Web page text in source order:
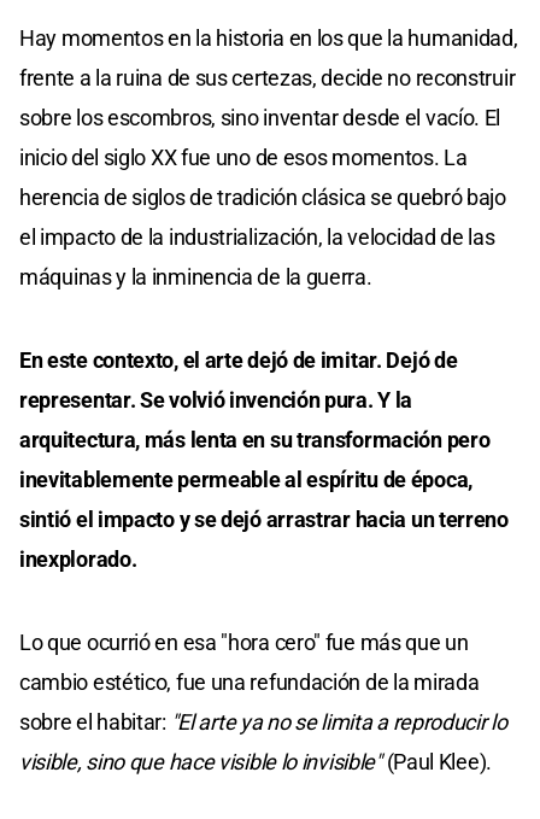
Hay momentos en la historia en los que la humanidad,
frente a la ruina de sus certezas, decide no reconstruir
sobre los escombros, sino inventar desde el vacío. El
inicio del siglo XX fue uno de esos momentos. La
herencia de siglos de tradición clásica se quebró bajo
el impacto de la industrialización, la velocidad de las
máquinas y la inminencia de la guerra.
En este contexto, el arte dejó de imitar. Dejó de
representar. Se volvió invención pura. Y la
arquitectura, más lenta en su transformación pero
inevitablemente permeable al espíritu de época,
sintió el impacto y se dejó arrastrar hacia un terreno
inexplorado.
Lo que ocurrió en esa "hora cero" fue más que un
cambio estético, fue una refundación de la mirada
sobre el habitar: "El arte ya no se limita a reproducir lo
visible, sino que hace visible lo invisible"(Paul Klee).